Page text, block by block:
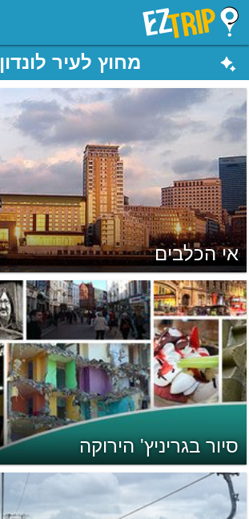
EZTrip
מחוץ לעיר לונדון
אי הכלבים
סיור בגריניץ' הירוקה